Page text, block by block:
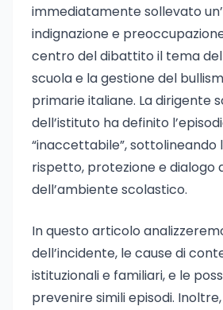
immediatamente sollevato
indignazione e
centro del dibattito il tema
scuola e la gestione del
primarie italiane. La dirigente
dell’istituto ha definito
“inaccettabile”, sottolineando
rispetto, protezione e dialogo
dell’ambiente scolastico.
In questo articolo
dell’incidente, le cause di
istituzionali e familiari, e le
prevenire simili episodi.